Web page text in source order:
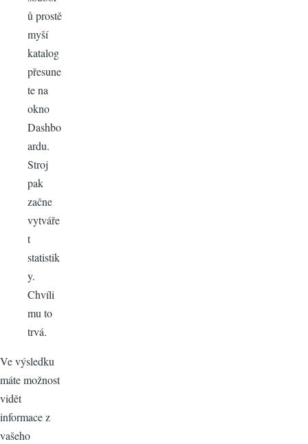
ů prostě
myší
katalog
přesune
te na
okno
Dashbo
ardu.
Stroj
pak
začne
vytváře
t
statistik
y.
Chvíli
mu to
trvá.
Ve výsledku
máte možnost
vidět
informace z
vašeho